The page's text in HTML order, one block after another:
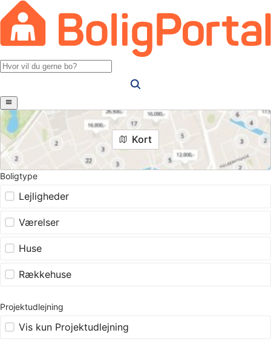
Kort
Boligtype
Lejligheder
Værelser
Huse
Rækkehuse
Projektudlejning
Vis kun Projektudlejning